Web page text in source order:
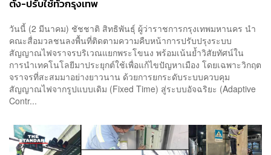
ตั้ง-ปรับใช้ทั่วกรุงเทพ
วันนี้ (2 มีนาคม) ชัชชาติ สิทธิพันธุ์ ผู้ว่าราชการกรุงเทพมหานคร นำ
คณะสื่อมวลชนลงพื้นที่ติดตามความคืบหน้าการปรับปรุงระบบ
สัญญาณไฟจราจรบริเวณแยกพระโขนง พร้อมเน้นย้ำวิสัยทัศน์ใน
การนำเทคโนโลยีมาประยุกต์ใช้เพื่อแก้ไขปัญหาเมือง โดยเฉพาะวิกฤต
จราจรที่สะสมมาอย่างยาวนาน ด้วยการยกระดับระบบควบคุม
สัญญาณไฟจากรูปแบบเดิม (Fixed Time) สู่ระบบอัจฉริยะ (Adaptive
Contr...